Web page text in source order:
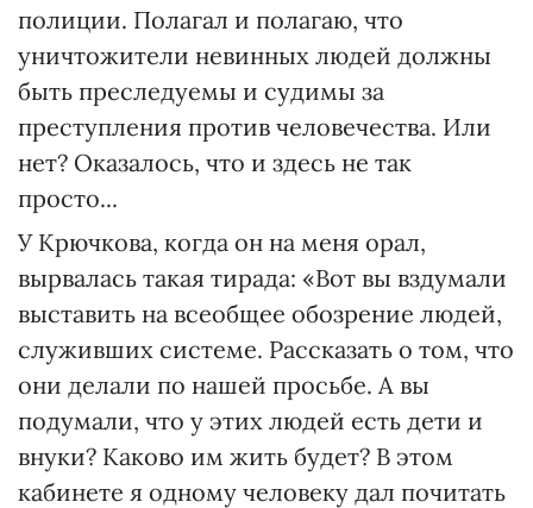
полиции. Полагал и полагаю, что
уничтожители невинных людей должны
быть преследуемы и судимы за
преступления против человечества. Или
нет? Оказалось, что и здесь не так
просто...
У Крючкова, когда он на меня орал,
вырвалась такая тирада: «Вот вы вздумали
выставить на всеобщее обозрение людей,
служивших системе. Рассказать о том, что
они делали по нашей просьбе. А вы
подумали, что у этих людей есть дети и
внуки? Каково им жить будет? В этом
кабинете я одному человеку дал почитать